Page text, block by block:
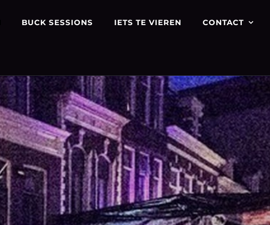
BUCK SESSIONS IETS TE VIEREN CONTACT